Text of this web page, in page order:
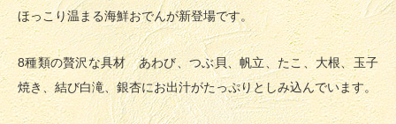
ほっこり温まる海鮮おでんが新登場です。
8種類の贅沢な具材 あわび、つぶ貝、帆立、たこ、大根、玉子
焼き、結び白滝、銀杏にお出汁がたっぷりとしみ込んでいます。